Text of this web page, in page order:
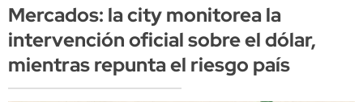
Mercados: la city monitorea la
intervención oficial sobre el dólar,
mientras repunta el riesgo país